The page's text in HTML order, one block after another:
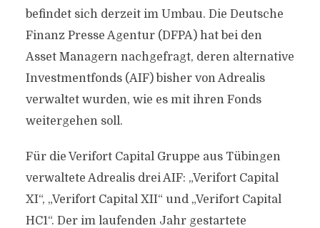
befindet sich derzeit im Umbau. Die Deutsche
Finanz Presse Agentur (DFPA) hat bei den
Asset Managern nachgefragt, deren alternative
Investmentfonds (AIF) bisher von Adrealis
verwaltet wurden, wie es mit ihren Fonds
weitergehen soll.
Für die Verifort Capital Gruppe aus Tübingen
verwaltete Adrealis drei AIF: „Verifort Capital
XI“, „Verifort Capital XII“ und „Verifort Capital
HC1“. Der im laufenden Jahr gestartete